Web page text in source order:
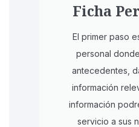
Ficha
El primer paso
personal
antecedentes,
información
información
servicio a sus